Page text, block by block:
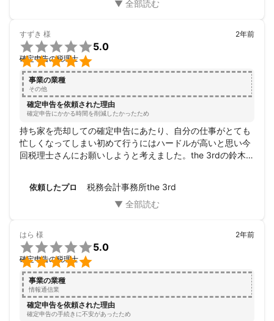
すずき 様


5.0
確定申告の税理士
2年前
事業の業種
その他
確定申告を依頼された理由
確定申告にかかる時間を削減したかったため
持ち家を売却しての確定申告にあたり、自分の仕事がとても
忙しくなってしまい初めて行うにはハードルが高いと思い今
回税理士さんにお願いしようと考えました。the 3rdの鈴木さ
後の不備などの心配がありますが、税理士さんにお願いして
いるのでその心配もなく頼んで良かったです。説明もわかり
がとうございました。
依頼したプロ 税務会計事務所the 3rd
はら 様


5.0
確定申告の税理士
2年前
事業の業種
情報通信業
確定申告を依頼された理由
確定申告の手続きに不安があったため